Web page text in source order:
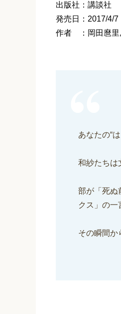
出版社：講談社
発売日：2017/4/7
作者 ：岡田麿里
あなたの“
和紗たちは
部が「死ぬ
クス」の
その瞬間か